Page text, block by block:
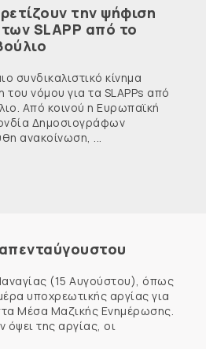
την ψήφιση
SLAPP από το
συνδικαλιστικό κίνημα
του νόμου για τα SLAPPs από
Από κοινού η Ευρωπαϊκή
Δημοσιογράφων
ανακοίνωση, ...
(15 Αυγούστου), όπως
υποχρεωτικής αργίας για
Μέσα Μαζικής Ενημέρωσης.
της αργίας, οι